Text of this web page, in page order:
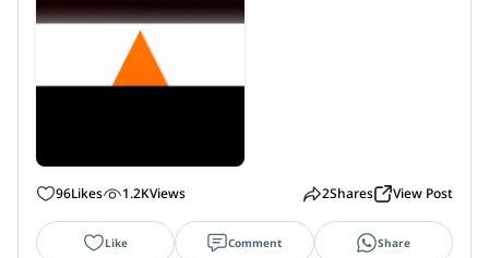
96Likes 1.2KViews 2Shares View Post
Like Comment Share